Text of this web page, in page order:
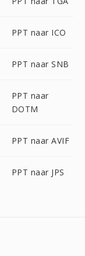
PPT naar ICO
PPT naar SNB
PPT naar
DOTM
PPT naar AVIF
PPT naar JPS